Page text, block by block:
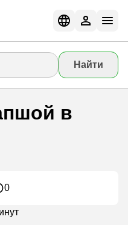
Найти
в
0